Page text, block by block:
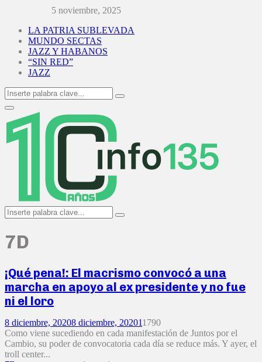
5 noviembre, 2025
LA PATRIA SUBLEVADA
MUNDO SECTAS
JAZZ Y HABANOS
“SIN RED”
JAZZ
Search
for:
Search
Primary
Menu
Search
for:
Search
7D
¡Qué pena!: El macrismo convocó a una
marcha en apoyo al ex presidente y no fue
ni el loro
8 diciembre, 20208 diciembre, 202011790
Como viene sucediendo en cada manifestación de Juntos por el
Cambio, su poder de convocatoria cada día se reduce más. Y ayer, el
troll center...